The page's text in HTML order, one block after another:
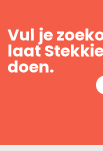
Vul je
laat
doen.